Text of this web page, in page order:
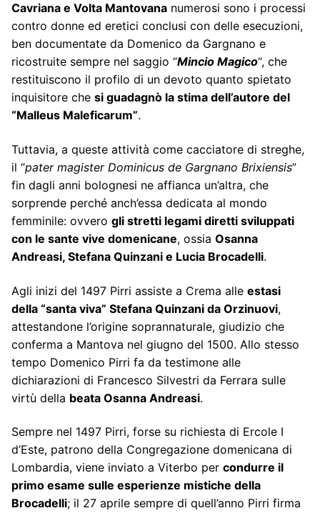
Cavriana e Volta Mantovana numerosi sono i processi
contro donne ed eretici conclusi con delle esecuzioni,
ben documentate da Domenico da Gargnano e
ricostruite sempre nel saggio “Mincio Magico“, che
restituiscono il profilo di un devoto quanto spietato
inquisitore che si guadagnò la stima dell’autore del
“Malleus Maleficarum”.
Tuttavia, a queste attività come cacciatore di streghe,
il “pater magister Dominicus de Gargnano Brixiensis”
fin dagli anni bolognesi ne affianca un’altra, che
sorprende perché anch’essa dedicata al mondo
femminile: ovvero gli stretti legami diretti sviluppati
con le sante vive domenicane, ossia Osanna
Andreasi, Stefana Quinzani e Lucia Brocadelli.
Agli inizi del 1497 Pirri assiste a Crema alle estasi
della “santa viva” Stefana Quinzani da Orzinuovi,
attestandone l’origine soprannaturale, giudizio che
conferma a Mantova nel giugno del 1500. Allo stesso
tempo Domenico Pirri fa da testimone alle
dichiarazioni di Francesco Silvestri da Ferrara sulle
virtù della beata Osanna Andreasi.
Sempre nel 1497 Pirri, forse su richiesta di Ercole I
d’Este, patrono della Congregazione domenicana di
Lombardia, viene inviato a Viterbo per condurre il
primo esame sulle esperienze mistiche della
Brocadelli; il 27 aprile sempre di quell’anno Pirri firma